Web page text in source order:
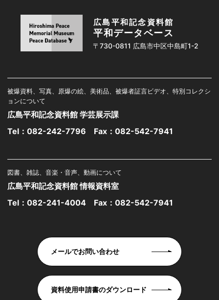
広島平和記念資料館
平和データベース
〒730-0811 広島市中区中島町1-2
被爆資料、写真、原爆の絵、美術品、被爆者証言ビデオ、特別コレクシ
ョンについて
広島平和記念資料館 学芸展示課
Tel： 082-242-7796 Fax：082-542-7941
図書、雑誌、音楽・音声、動画について
広島平和記念資料館 情報資料室
Tel： 082-241-4004 Fax：082-542-7941
メールでお問い合わせ
資料使用申請書のダウンロード